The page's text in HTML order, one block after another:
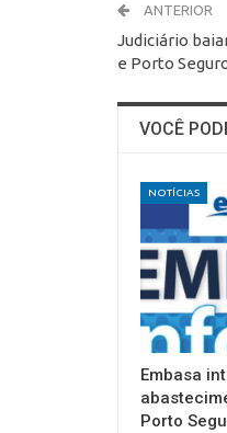
ANTERIOR
Judiciário
e Porto
VOCÊ
NOTÍCIAS
Embasa
Porto